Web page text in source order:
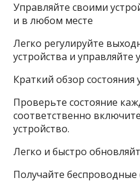
Управляйте своими
и в любом месте
Легко регулируйте
устройства и управляйте
Краткий обзор состояния
Проверьте состояние
соответственно
устройство.
Легко и быстро
Получайте беспроводные